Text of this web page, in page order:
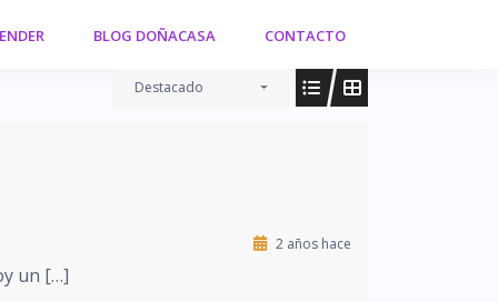
BLOG DOÑACASA CONTACTO
Destacado
2 años hace
un […]